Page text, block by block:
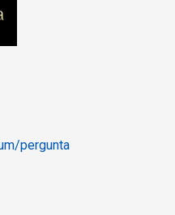
pergunta